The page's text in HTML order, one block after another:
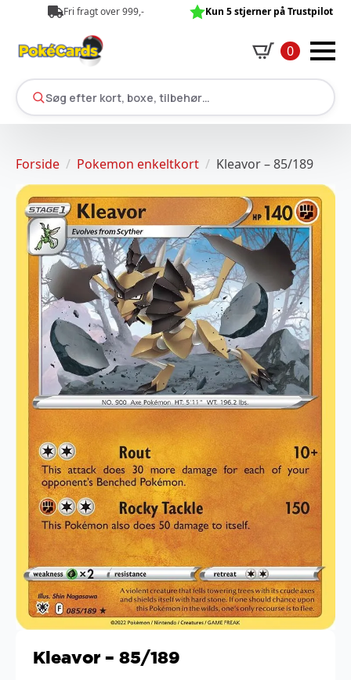
Fri fragt over 999,- Kun 5 stjerner på Trustpilot
0
Søg efter kort, boxe, tilbehør…
Forside Pokemon enkeltkort Kleavor – 85/189
Kleavor – 85/189